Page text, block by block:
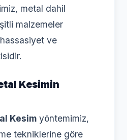
metal dahil
malzemeler
ve
Kesimin
Kesim yöntemimiz,
tekniklerine göre